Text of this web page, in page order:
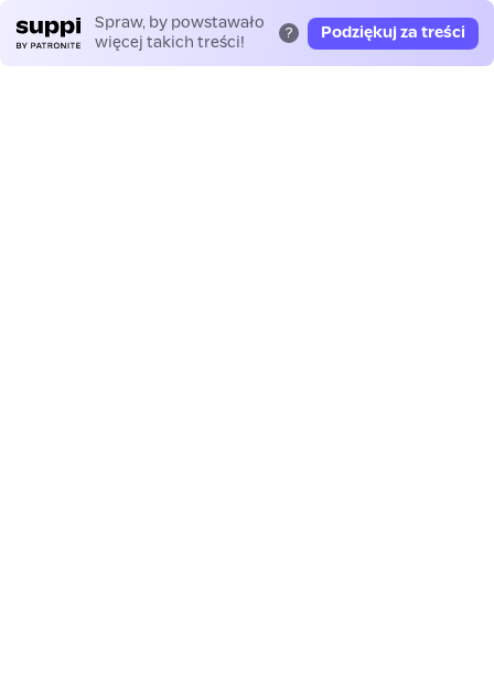
Spraw, by powstawało
więcej takich treści!
? Podziękuj za treści